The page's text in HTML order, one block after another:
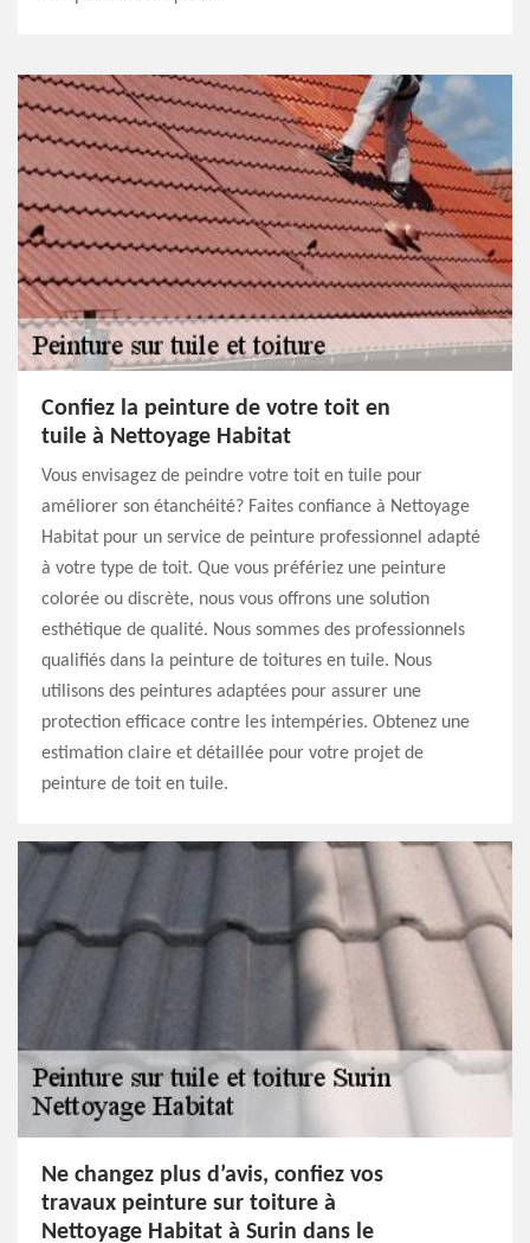
Confiez la peinture de votre toit en
tuile à Nettoyage Habitat
Vous envisagez de peindre votre toit en tuile pour
améliorer son étanchéité? Faites confiance à Nettoyage
Habitat pour un service de peinture professionnel adapté
à votre type de toit. Que vous préfériez une peinture
colorée ou discrète, nous vous offrons une solution
esthétique de qualité. Nous sommes des professionnels
qualifiés dans la peinture de toitures en tuile. Nous
utilisons des peintures adaptées pour assurer une
protection efficace contre les intempéries. Obtenez une
estimation claire et détaillée pour votre projet de
peinture de toit en tuile.
Ne changez plus d’avis, confiez vos
travaux peinture sur toiture à
Nettoyage Habitat à Surin dans le